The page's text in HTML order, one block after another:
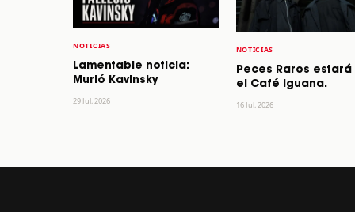
NOTICIAS
Lamentable noticia:
Murió Kavinsky
29 Jul, 2026
NOTICIAS
Peces Raros estará
el Café Iguana.
16 Jul, 2026